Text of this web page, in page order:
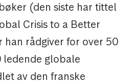
(den siste har tittel
Crisis to a Better
han rådgiver for over 50
ledende globale
av den franske